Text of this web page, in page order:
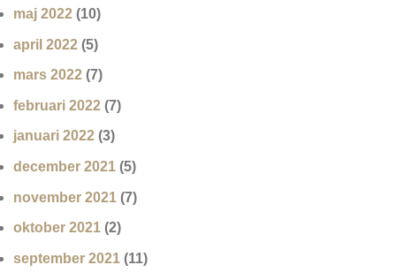
maj 2022 (10)
april 2022 (5)
mars 2022 (7)
februari 2022 (7)
januari 2022 (3)
december 2021 (5)
november 2021 (7)
oktober 2021 (2)
september 2021 (11)